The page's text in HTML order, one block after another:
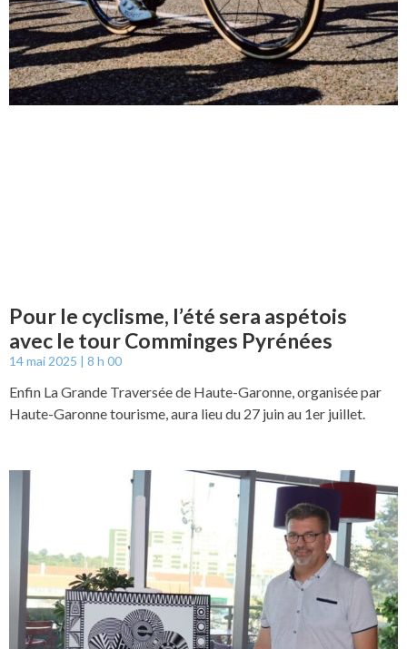
Pour le cyclisme, l’été sera aspétois
avec le tour Comminges Pyrénées
14 mai 2025 8 h 00
Enfin La Grande Traversée de Haute-Garonne, organisée par
Haute-Garonne tourisme, aura lieu du 27 juin au 1er juillet.